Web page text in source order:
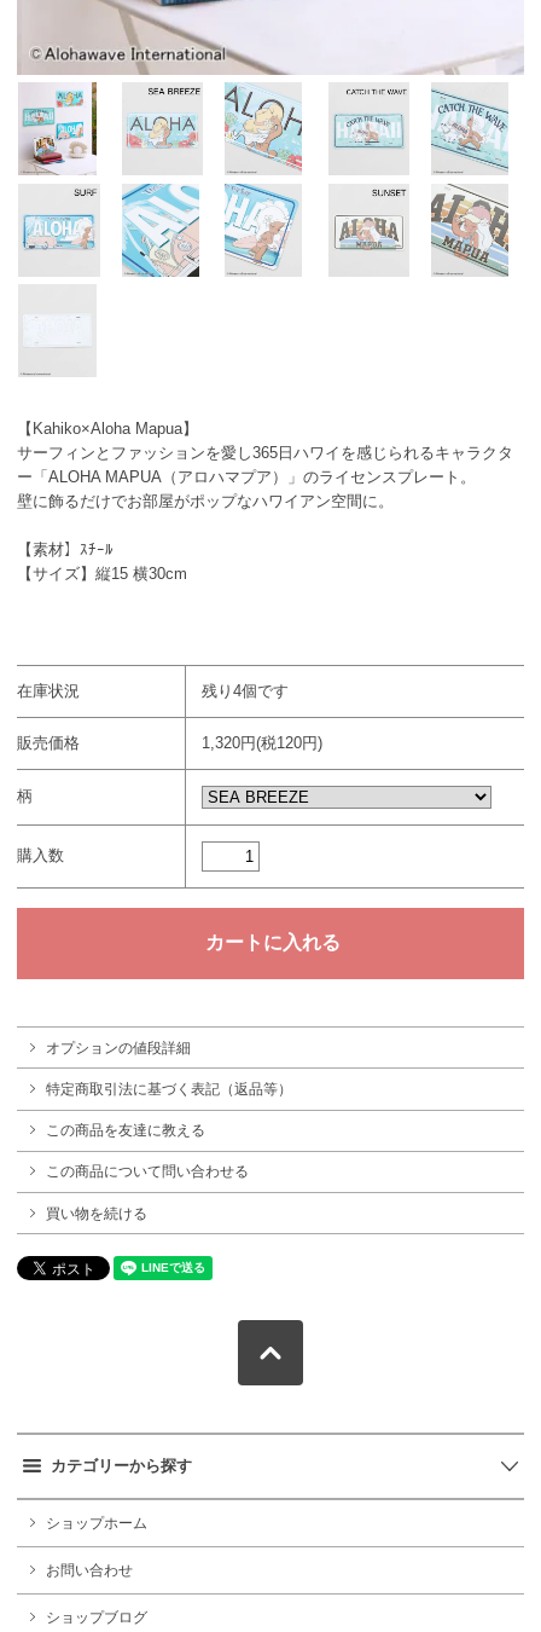
【Kahiko×Aloha Mapua】
サーフィンとファッションを愛し365日ハワイを感じられるキャラクタ
ー「ALOHA MAPUA（アロハマプア）」のライセンスプレート。
壁に飾るだけでお部屋がポップなハワイアン空間に。
【素材】ｽﾁｰﾙ
【サイズ】縦15 横30cm
在庫状況 残り4個です
販売価格 1,320円(税120円)
柄
購入数
オプションの値段詳細
特定商取引法に基づく表記（返品等）
この商品を友達に教える
この商品について問い合わせる
買い物を続ける
カテゴリーから探す
ショップホーム
お問い合わせ
ショップブログ